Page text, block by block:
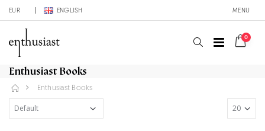
EUR ENGLISH MENU
0
Enthusiast Books
Enthusiast Books